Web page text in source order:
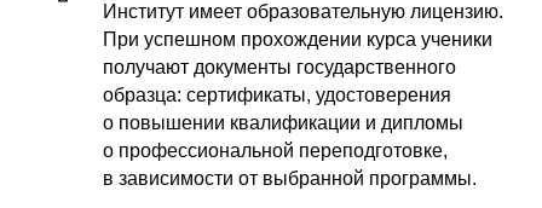
Институт имеет образовательную лицензию.
При успешном прохождении курса ученики
получают документы государственного
образца: сертификаты, удостоверения
о повышении квалификации и дипломы
о профессиональной переподготовке,
в зависимости от выбранной программы.